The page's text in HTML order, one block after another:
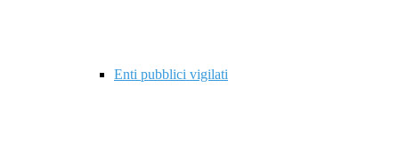
Enti pubblici vigilati